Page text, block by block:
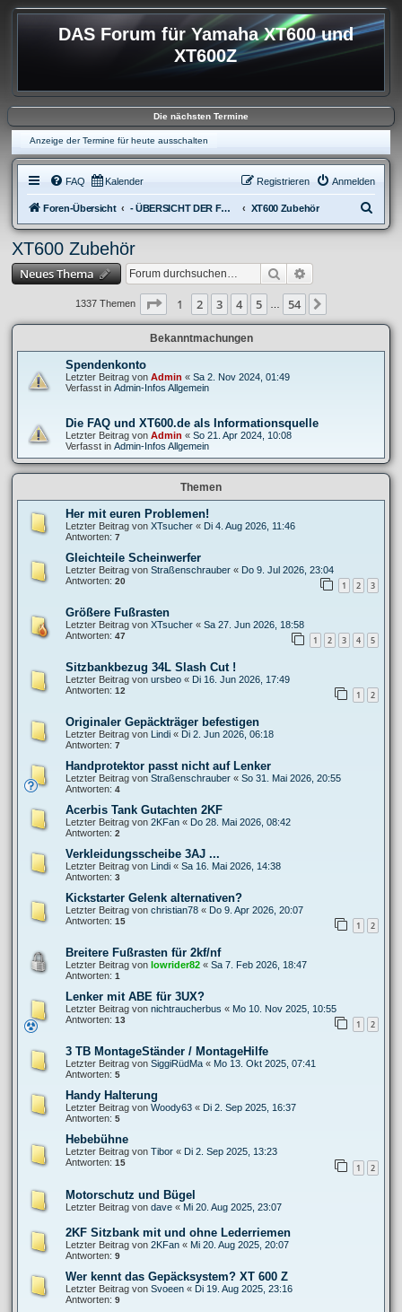
DAS Forum für Yamaha XT600 und
XT600Z
Die nächsten Termine
Anzeige der Termine für heute ausschalten
FAQ Kalender Anmelden
Registrieren
Foren-Übersicht - ÜBERSICHT DER FOREN XT600 XT600 Zubehör
u
XT600 Zubehör
Neues Thema Suche
1337 Themen Seite 1von 54
1 2 3 4 5 54
Bekanntmachungen
Spendenkonto
Letzter Beitrag von Admin « Sa 2. Nov 2024, 01:49
Verfasst in Admin-Infos Allgemein
Die FAQ und XT600.de als Informationsquelle
Letzter Beitrag von Admin « So 21. Apr 2024, 10:08
Verfasst in Admin-Infos Allgemein
Themen
Her mit euren Problemen!
Letzter Beitrag von XTsucher « Di 4. Aug 2026, 11:46
Antworten: 7
Gleichteile Scheinwerfer
Letzter Beitrag von Straßenschrauber « Do 9. Jul 2026, 23:04
Antworten: 20 1 2 3
Größere Fußrasten
Letzter Beitrag von XTsucher « Sa 27. Jun 2026, 18:58
Antworten: 47 1 2 3 4 5
Sitzbankbezug 34L Slash Cut !
Letzter Beitrag von ursbeo « Di 16. Jun 2026, 17:49
Antworten: 12 1 2
Originaler Gepäckträger befestigen
Letzter Beitrag von Lindi « Di 2. Jun 2026, 06:18
Antworten: 7
Handprotektor passt nicht auf Lenker
Letzter Beitrag von Straßenschrauber « So 31. Mai 2026, 20:55
Antworten: 4
Acerbis Tank Gutachten 2KF
Letzter Beitrag von 2KFan « Do 28. Mai 2026, 08:42
Antworten: 2
Verkleidungsscheibe 3AJ ...
Letzter Beitrag von Lindi « Sa 16. Mai 2026, 14:38
Antworten: 3
Kickstarter Gelenk alternativen?
Letzter Beitrag von christian78 « Do 9. Apr 2026, 20:07
Antworten: 15 1 2
Breitere Fußrasten für 2kf/nf
Letzter Beitrag von lowrider82 « Sa 7. Feb 2026, 18:47
Antworten: 1
Lenker mit ABE für 3UX?
Letzter Beitrag von nichtraucherbus « Mo 10. Nov 2025, 10:55
Antworten: 13 1 2
3 TB MontageStänder / MontageHilfe
Letzter Beitrag von SiggiRüdMa « Mo 13. Okt 2025, 07:41
Antworten: 5
Handy Halterung
Letzter Beitrag von Woody63 « Di 2. Sep 2025, 16:37
Antworten: 5
Hebebühne
Letzter Beitrag von Tibor « Di 2. Sep 2025, 13:23
Antworten: 15 1 2
Motorschutz und Bügel
Letzter Beitrag von dave « Mi 20. Aug 2025, 23:07
2KF Sitzbank mit und ohne Lederriemen
Letzter Beitrag von 2KFan « Mi 20. Aug 2025, 20:07
Antworten: 9
Wer kennt das Gepäcksystem? XT 600 Z
Letzter Beitrag von Svoeen « Di 19. Aug 2025, 23:16
Antworten: 9